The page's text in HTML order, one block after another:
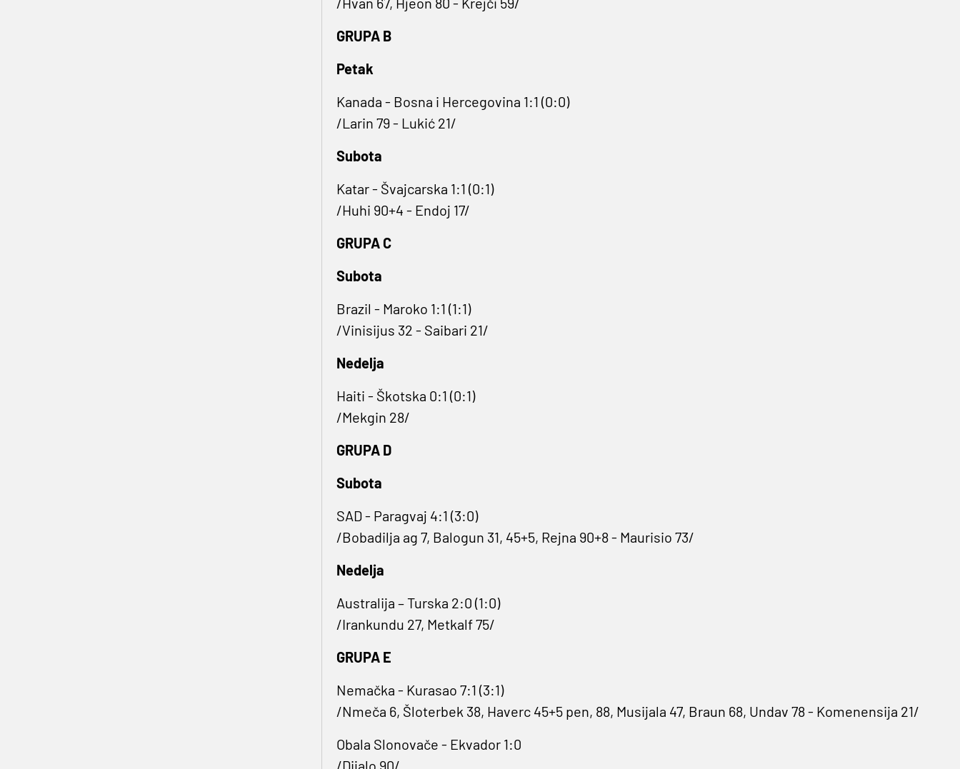
GRUPA B
Petak
Kanada - Bosna i Hercegovina 1:1 (0:0)
/Larin 79 - Lukić 21/
Subota
Katar - Švajcarska 1:1 (0:1)
/Huhi 90+4 - Endoj 17/
GRUPA C
Subota
Brazil - Maroko 1:1 (1:1)
/Vinisijus 32 - Saibari 21/
Nedelja
Haiti - Škotska 0:1 (0:1)
/Mekgin 28/
GRUPA D
Subota
SAD - Paragvaj 4:1 (3:0)
/Bobadilja ag 7, Balogun 31, 45+5, Rejna 90+8 - Maurisio 73/
Nedelja
Australija – Turska 2:0 (1:0)
/Irankundu 27, Metkalf 75/
GRUPA E
Nemačka - Kurasao 7:1 (3:1)
/Nmeča 6, Šloterbek 38, Haverc 45+5 pen, 88, Musijala 47, Braun 68, Undav 78 - Komenensija 21/
Obala Slonovače - Ekvador 1:0